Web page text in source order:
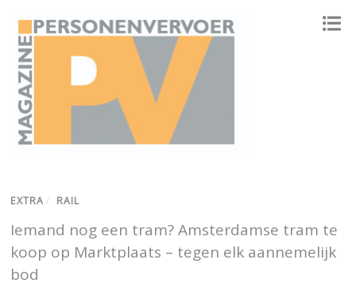
EXTRA / RAIL
Iemand nog een tram? Amsterdamse tram te
koop op Marktplaats – tegen elk aannemelijk
bod